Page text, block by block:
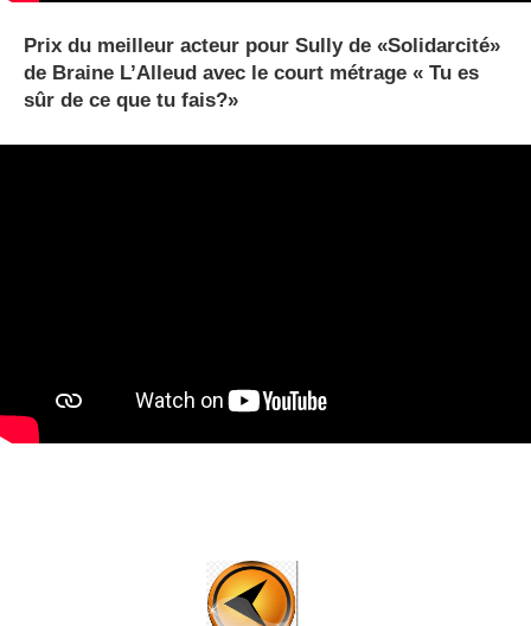
Prix du meilleur acteur pour Sully de «Solidarcité»
de Braine L’Alleud avec le court métrage « Tu es
sûr de ce que tu fais?»